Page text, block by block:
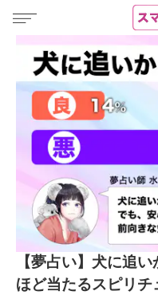
【夢占い】犬に追
ほど当たるスピリチ